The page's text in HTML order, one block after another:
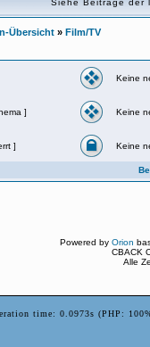
Siehe Beiträge
Übersicht » Film/TV
Keine
] Keine
] Keine
Powered byOrion
CBACK
Alle
time: 0.0973s (PHP: